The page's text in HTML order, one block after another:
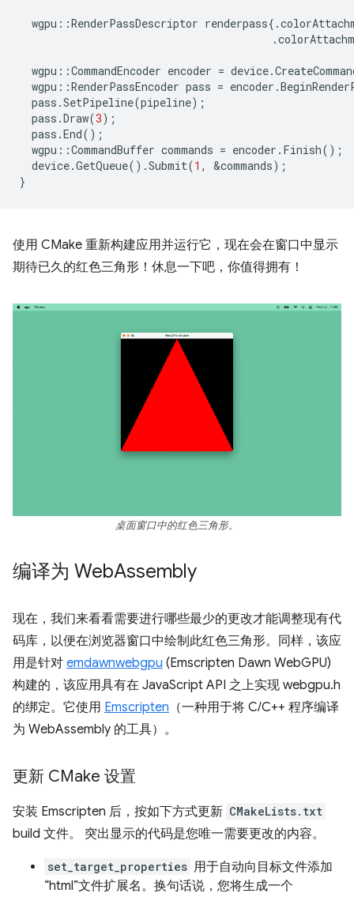
wgpu ::RenderPassDescriptor renderpass{.
.
wgpu ::CommandEncoder encoder = device.
wgpu ::RenderPassEncoder pass = encoder .
pass .SetPipeline(pipeline);
pass .Draw(3);
pass .End();
wgpu ::CommandBuffer commands = encoder . Finish();
device.GetQueue().Submit(1 , &commands);
}
使用 CMake 重新构建应用并运行它，现在会在窗口中显示
期待已久的红色三角形！休息一下吧，你值得拥有！
桌面窗口中的红色三角形。
编译为 WebAssembly
现在，我们来看看需要进行哪些最少的更改才能调整现有代
码库，以便在浏览器窗口中绘制此红色三角形。同样，该应
用是针对 emdawnwebgpu (Emscripten Dawn WebGPU)
构建的，该应用具有在 JavaScript API 之上实现 webgpu.h
的绑定。它使用 Emscripten （一种用于将 C/C++ 程序编译
为 WebAssembly 的工具）。
更新 CMake 设置
安装 Emscripten 后，按如下方式更新 CMakeLists.txt
build 文件。 突出显示的代码是您唯一需要更改的内容。
set_target_properties 用于自动向目标文件添加
“html”文件扩展名。换句话说，您将生成一个